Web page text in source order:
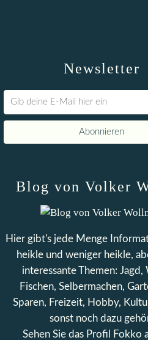
Newsletter
Blog von Volker
Hier gibt's jede Menge
heikle und weniger heikle,
interessante Themen: Jagd,
Fischen, Selbermachen,
Sparen, Freizeit, Hobby,
sonst noch dazu
Sehen Sie das Profil
Fokko